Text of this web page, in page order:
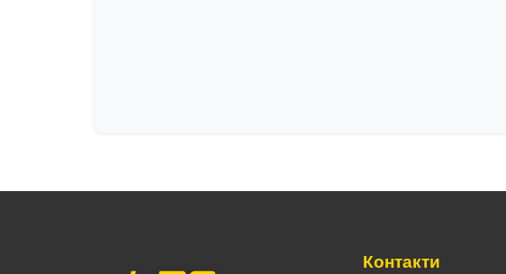
Контакти